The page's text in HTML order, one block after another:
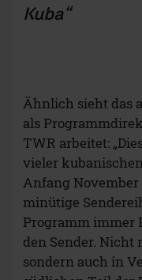
Kuba
Ähnlich sieht das
als
TWR arbeitet:
vieler
Anfang November
minütige
Programm immer
den Sender. Nicht
sondern auch in